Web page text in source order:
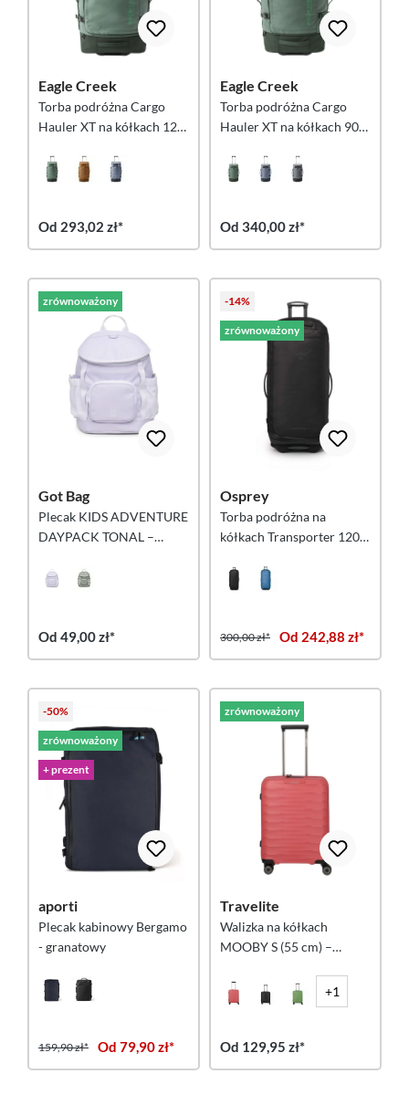
Eagle Creek
Torba podróżna Cargo
Hauler XT na kółkach 120
Od 293,02 zł*
Eagle Creek
Torba podróżna Cargo
Hauler XT na kółkach 90
Od 340,00 zł*
zrównoważony
Got Bag
Plecak KIDS ADVENTURE
DAYPACK TONAL –
Od 49,00 zł*
-14%
zrównoważony
Osprey
Torba podróżna na
kółkach Transporter 120 –
300,00 zł* Od 242,88 zł*
-50%
zrównoważony
+ prezent
aporti
Plecak kabinowy Bergamo
- granatowy
159,90 zł* Od 79,90 zł*
zrównoważony
Travelite
Walizka na kółkach
MOOBY S (55 cm) –
+1
Od 129,95 zł*